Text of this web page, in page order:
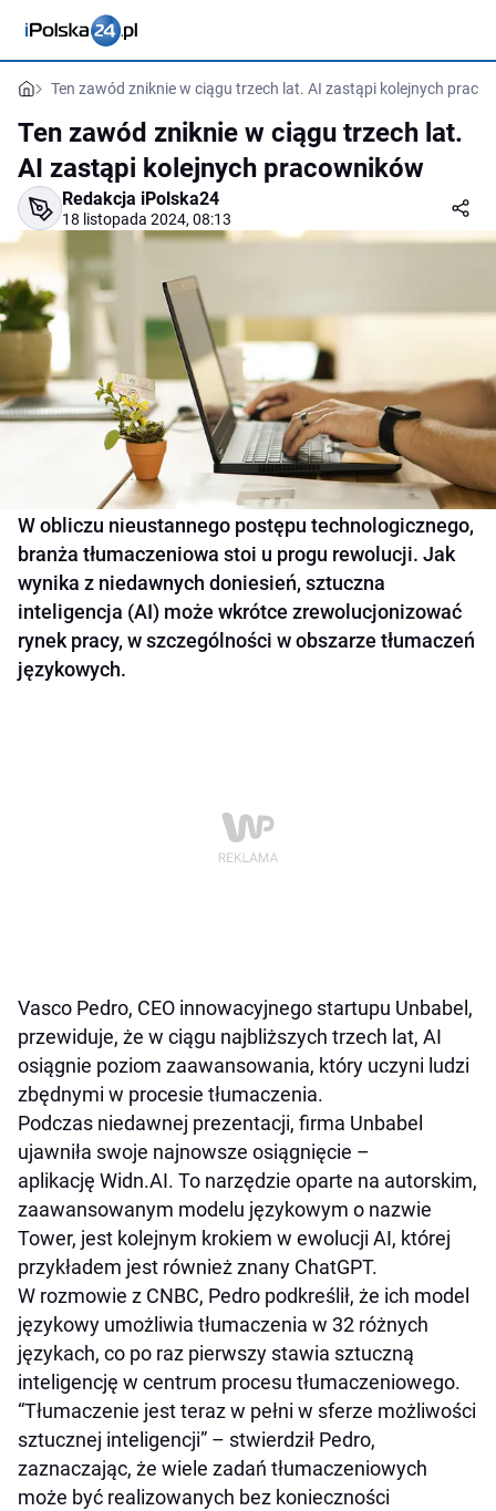
Ten zawód zniknie w ciągu trzech lat. AI zastąpi kolejnych
Ten zawód zniknie w ciągu trzech lat.
AI zastąpi kolejnych pracowników
Redakcja iPolska24
18 listopada 2024, 08:13
W obliczu nieustannego postępu technologicznego,
branża tłumaczeniowa stoi u progu rewolucji. Jak
wynika z niedawnych doniesień, sztuczna
inteligencja (AI) może wkrótce zrewolucjonizować
rynek pracy, w szczególności w obszarze tłumaczeń
językowych.
Vasco Pedro, CEO innowacyjnego startupu Unbabel,
przewiduje, że w ciągu najbliższych trzech lat, AI
osiągnie poziom zaawansowania, który uczyni ludzi
zbędnymi w procesie tłumaczenia.
Podczas niedawnej prezentacji, firma Unbabel
ujawniła swoje najnowsze osiągnięcie –
aplikację Widn.AI. To narzędzie oparte na autorskim,
zaawansowanym modelu językowym o nazwie
Tower, jest kolejnym krokiem w ewolucji AI, której
przykładem jest również znany ChatGPT.
W rozmowie z CNBC, Pedro podkreślił, że ich model
językowy umożliwia tłumaczenia w 32 różnych
językach, co po raz pierwszy stawia sztuczną
inteligencję w centrum procesu tłumaczeniowego.
“Tłumaczenie jest teraz w pełni w sferze możliwości
sztucznej inteligencji” – stwierdził Pedro,
zaznaczając, że wiele zadań tłumaczeniowych
może być realizowanych bez konieczności